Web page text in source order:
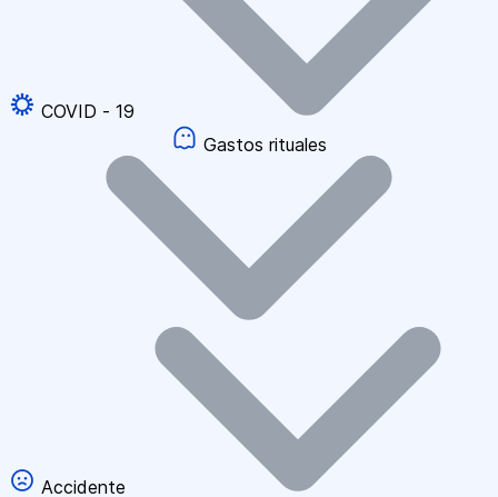
COVID - 19
Gastos rituales
Accidente